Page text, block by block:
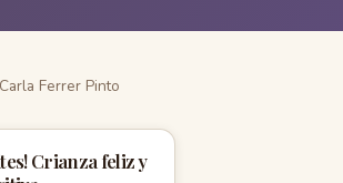
Carla Ferrer Pinto
Crianza feliz y